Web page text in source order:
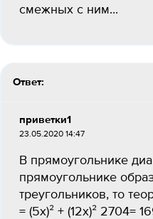
смежных с ним...
Ответ:
приветки1
23.05.2020 14:47
В прямоугольнике
прямоугольнике
треугольников, то
= (5х)² + (12х)² 2704=